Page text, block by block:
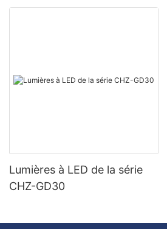
Lumières à LED de la série
CHZ-GD30